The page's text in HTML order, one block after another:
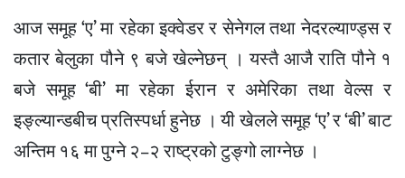
आज समूह ‘ए’ मा रहेका इक्वेडर र सेनेगल तथा नेदरल्याण्ड्स र
कतार बेलुका पौने ९ बजे खेल्नेछन् । यस्तै आजै राति पौने १
बजे समूह ‘बी’ मा रहेका ईरान र अमेरिका तथा वेल्स र
इङ्ल्यान्डबीच प्रतिस्पर्धा हुनेछ । यी खेलले समूह ‘ए’ र ‘बी’ बाट
अन्तिम १६ मा पुग्ने २–२ राष्ट्रको टुङ्गो लाग्नेछ ।